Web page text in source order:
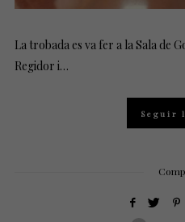
La trobada es va fer a la Sala de
Regidor i…
Seguir